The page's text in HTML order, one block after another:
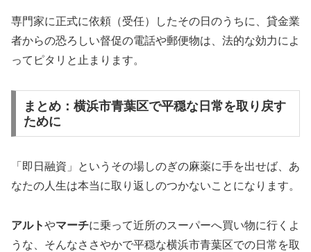
専門家に正式に依頼（受任）したその日のうちに、貸金業
者からの恐ろしい督促の電話や郵便物は、法的な効力によ
ってピタリと止まります。
まとめ：横浜市青葉区で平穏な日常を取り戻す
ために
「即日融資」というその場しのぎの麻薬に手を出せば、あ
なたの人生は本当に取り返しのつかないことになります。
アルトやマーチに乗って近所のスーパーへ買い物に行くよ
うな、そんなささやかで平穏な横浜市青葉区での日常を取